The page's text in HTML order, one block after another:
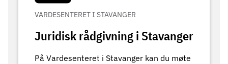
VARDESENTERET I STAVANGER
Juridisk rådgivning i Stavanger
På Vardesenteret i Stavanger kan du møte